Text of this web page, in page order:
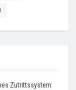
Zutrittssystem